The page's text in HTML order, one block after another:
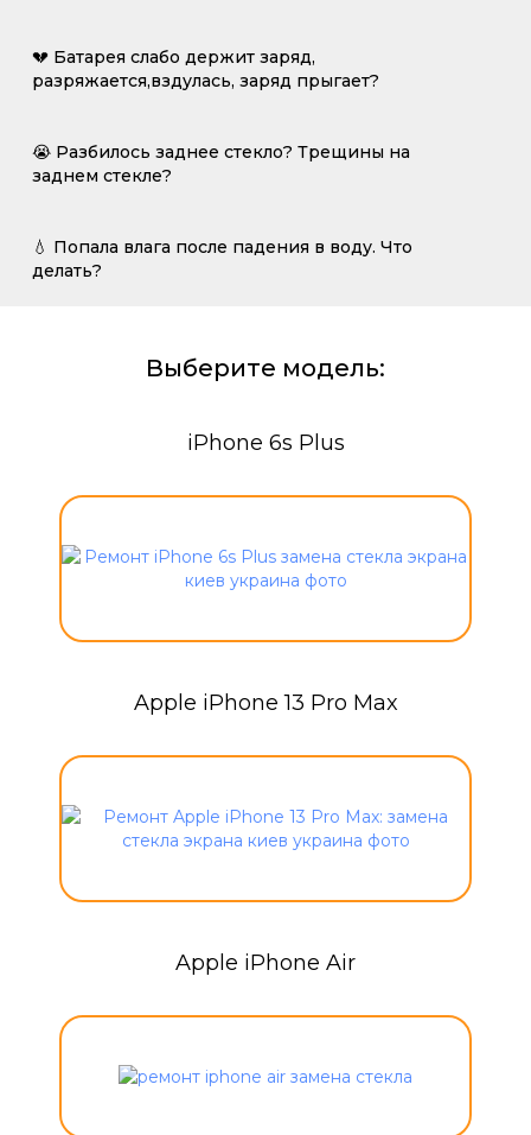
💔 Батарея слабо держит заряд,
разряжается,вздулась, заряд прыгает?
😭 Разбилось заднее стекло? Трещины на
заднем стекле?
💧 Попала влага после падения в воду. Что
делать?
Выберите модель:
iPhone 6s Plus
Apple iPhone 13 Pro Max
Apple iPhone Air